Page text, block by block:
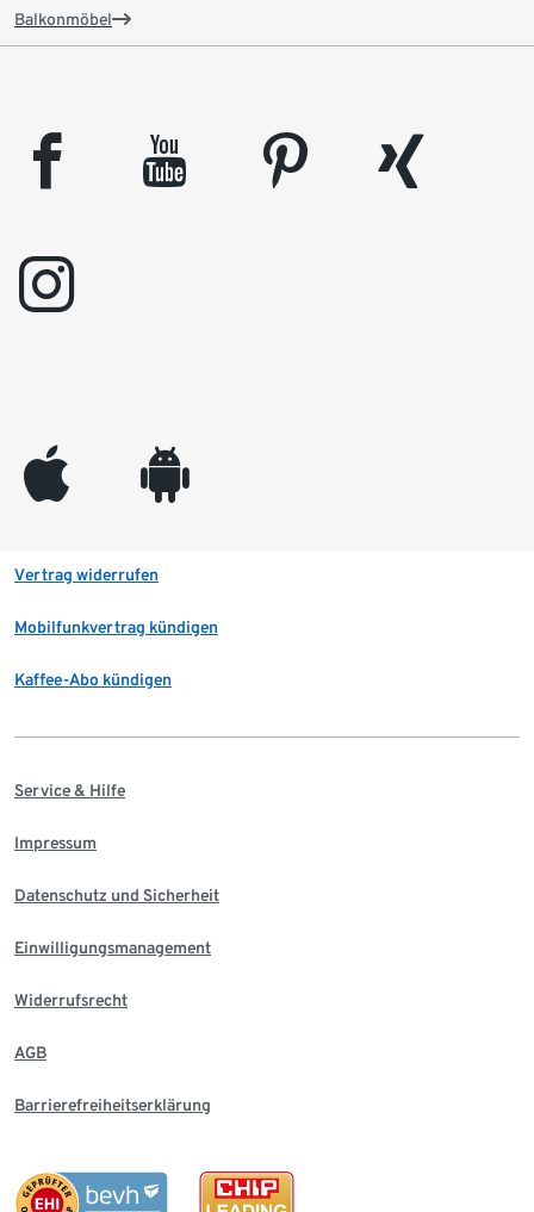
Balkonmöbel
facebook youtube pinterest
xing
instagram
appleinc android
Vertrag widerrufen
Mobilfunkvertrag kündigen
Kaffee-Abo kündigen
Service & Hilfe
Impressum
Datenschutz und Sicherheit
Einwilligungsmanagement
Widerrufsrecht
AGB
Barrierefreiheitserklärung